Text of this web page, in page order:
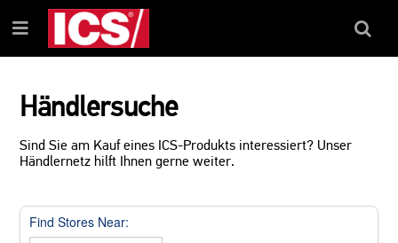
INHALT
NAVIGATIONSMENÜ
Menü
Händlersuche
Sind Sie am Kauf eines ICS-Produkts interessiert? Unser
Händlernetz hilft Ihnen gerne weiter.
Find Stores Near: